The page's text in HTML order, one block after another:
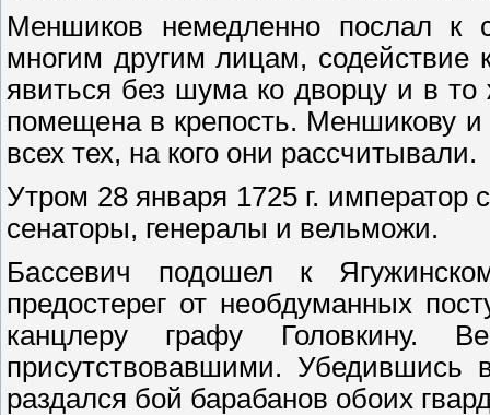
Меншиков немедленно послал к
многим другим лицам,
явиться без шума ко дворцу и в
помещена в крепость. Меншикову и
всех тех, на кого они рассчитывали.
Утром 28 января 1725 г. император
сенаторы, генералы и вельможи.
Бассевич подошел к
предостерег от необдуманных
канцлеру графу Головкину.
присутствовавшими.
раздался бой барабанов обоих